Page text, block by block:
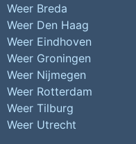
Weer Breda
Weer Den Haag
Weer Eindhoven
Weer Groningen
Weer Nijmegen
Weer Rotterdam
Weer Tilburg
Weer Utrecht